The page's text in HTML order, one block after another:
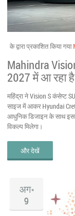
के द्वारा प्रकाशित किया गया
Mahindra
2027 में आ रहा
महिंद्रा ने Vision S कंसेप्ट
साइज में आकर Hyundai
आधुनिक डिजाइन के साथ
विकल्प मिलेगा।
और देखें
अग॰
9